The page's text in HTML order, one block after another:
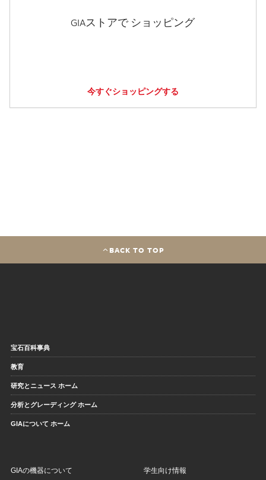
GIAストアで ショッピング
今すぐショッピングする
BACK TO TOP
宝石百科事典
教育
研究とニュース ホーム
分析とグレーディング ホーム
GIAについて ホーム
GIAの機器について 学生向け情報